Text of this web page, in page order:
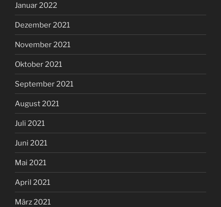
Januar 2022
Dezember 2021
November 2021
Oktober 2021
September 2021
August 2021
Juli 2021
Juni 2021
Mai 2021
April 2021
März 2021